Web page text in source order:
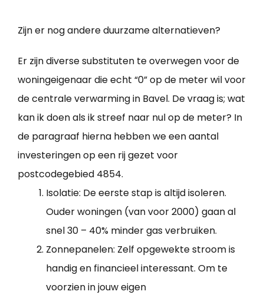
Zijn er nog andere duurzame alternatieven?
Er zijn diverse substituten te overwegen voor de
woningeigenaar die echt “0” op de meter wil voor
de centrale verwarming in Bavel. De vraag is; wat
kan ik doen als ik streef naar nul op de meter? In
de paragraaf hierna hebben we een aantal
investeringen op een rij gezet voor
postcodegebied 4854.
Isolatie: De eerste stap is altijd isoleren.
Ouder woningen (van voor 2000) gaan al
snel 30 – 40% minder gas verbruiken.
Zonnepanelen: Zelf opgewekte stroom is
handig en financieel interessant. Om te
voorzien in jouw eigen